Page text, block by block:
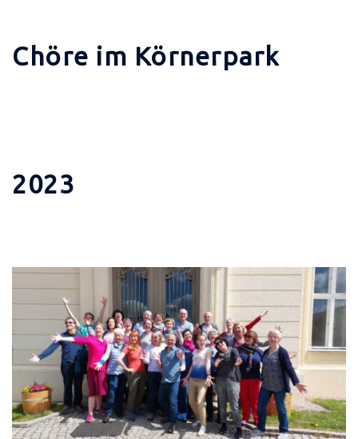
Chöre im Körnerpark
2023